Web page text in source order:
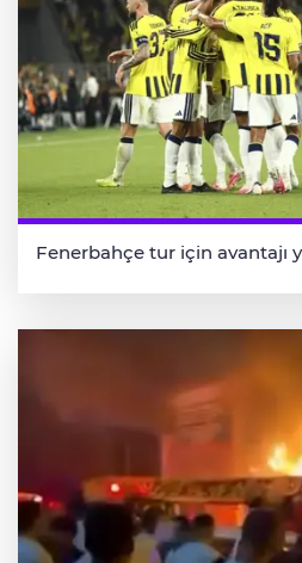
Fenerbahçe tur için avantajı